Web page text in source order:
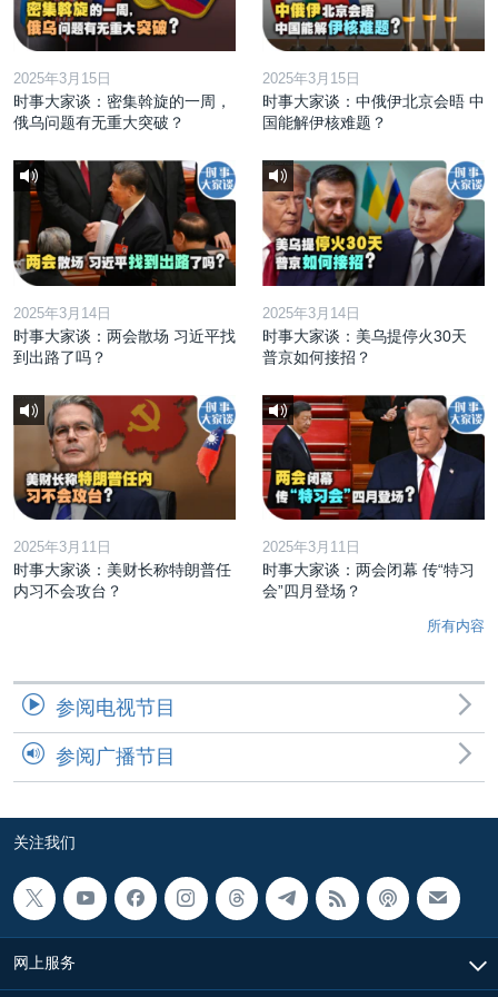
2025年3月15日
时事大家谈：密集斡旋的一周，
俄乌问题有无重大突破？
2025年3月15日
时事大家谈：中俄伊北京会晤 中
国能解伊核难题？
2025年3月14日
时事大家谈：两会散场 习近平找
到出路了吗？
2025年3月14日
时事大家谈：美乌提停火30天
普京如何接招？
2025年3月11日
时事大家谈：美财长称特朗普任
内习不会攻台？
2025年3月11日
时事大家谈：两会闭幕 传“特习
会”四月登场？
所有内容
参阅电视节目
参阅广播节目
关注我们
网上服务